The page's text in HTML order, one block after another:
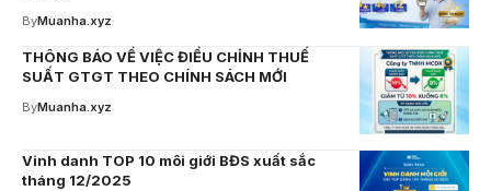
ByMuanha.xyz
THÔNG BÁO VỀ VIỆC ĐIỀU CHỈNH THUẾ
SUẤT GTGT THEO CHÍNH SÁCH MỚI
ByMuanha.xyz
Vinh danh TOP 10 môi giới BĐS xuất sắc
tháng 12/2025